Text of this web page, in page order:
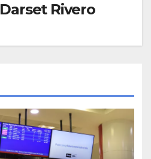
Darset Rivero